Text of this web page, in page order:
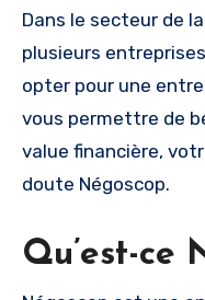
Dans le secteur de la construction, il existe
plusieurs
opter pour une
vous permettre de
value financière,
doute Négoscop.
Qu’est-ce